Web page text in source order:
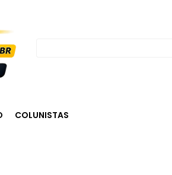
COLUNISTAS